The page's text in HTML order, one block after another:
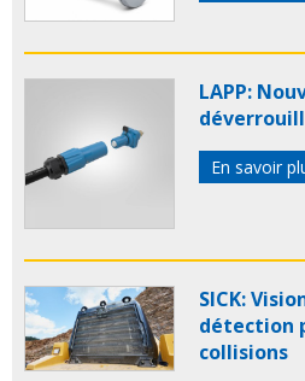
LAPP:
En savoir
SICK:
détection
collisions